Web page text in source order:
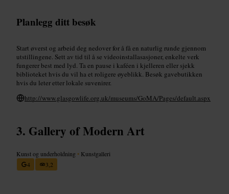
Planlegg ditt besøk
Start øverst og arbeid deg nedover for å få en naturlig runde gjennom
utstillingene. Sett av tid til å se videoinstallasasjoner, enkelte verk
fungerer best med lyd. Ta en pause i kaféen i kjelleren eller sjekk
biblioteket hvis du vil ha et roligere øyeblikk. Besøk gavebutikken
hvis du leter etter lokale suvenirer.
http://www.glasgowlife.org.uk/museums/GoMA/Pages/default.aspx
Gallery of Modern Art
Kunst og underholdning • Kunstgalleri
4
3,2